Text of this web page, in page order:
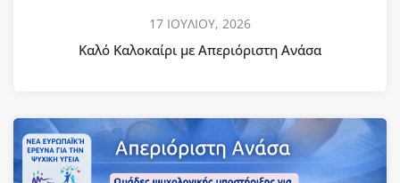
17 ΙΟΥΛΙΟΥ, 2026
Καλό Καλοκαίρι με Απεριόριστη Ανάσα